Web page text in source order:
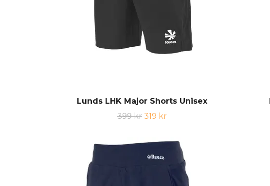
Lunds LHK Major Shorts Unisex
399 kr 319 kr